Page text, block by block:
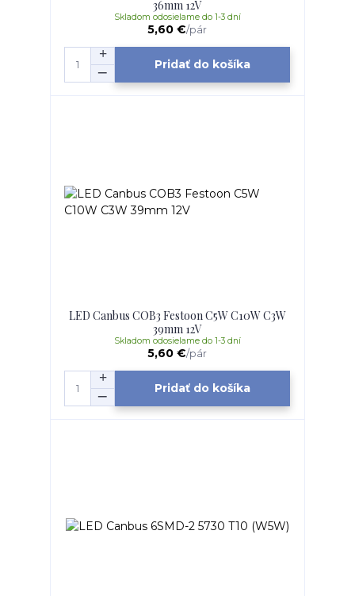
36mm 12V
5,60 €/pár
Skladom odosielame do 1-3 dní
Pridať do košíka
LED Canbus COB3 Festoon C5W C10W C3W
39mm 12V
5,60 €/pár
Skladom odosielame do 1-3 dní
Pridať do košíka